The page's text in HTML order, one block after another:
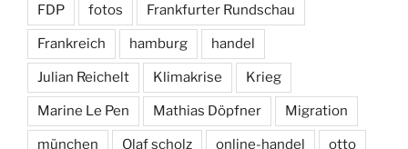
FDP fotos Frankfurter Rundschau
Frankreich hamburg handel
Julian Reichelt Klimakrise Krieg
Marine Le Pen Mathias Döpfner Migration
münchen Olaf scholz online-handel otto